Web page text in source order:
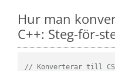
Hur man
C++: Steg-för-
// Konverterar till